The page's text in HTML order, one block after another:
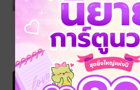
10กฎการเป็น
ภรรยาแสนดี
ของสามีตัวร้าย
จีนยุค90
bellalisa_
/ L A Y L
A .G R A C E
นิยายรักจีนโบราณ
จุดจบของนาง
ร้าย คือ ความ
ตายอันแสน
หวาน (จีน80)
bellalisa_ / L A Y L
A .G R A C E
นิยายรักจีนโบราณ
8 Rating